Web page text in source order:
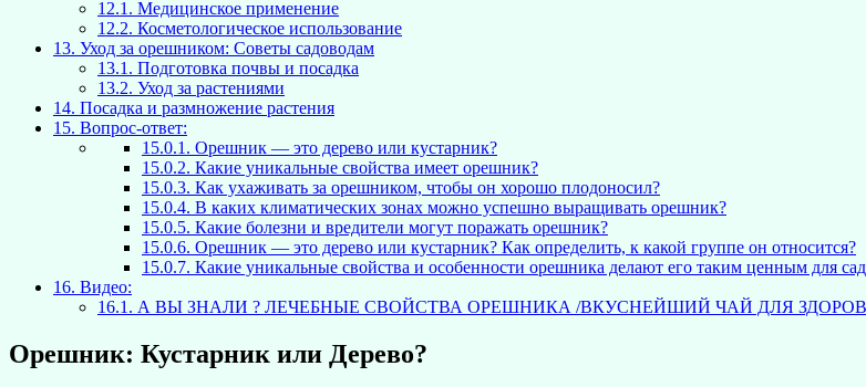
12.1. Медицинское применение
12.2. Косметологическое использование
13. Уход за орешником: Советы садоводам
13.1. Подготовка почвы и посадка
13.2. Уход за растениями
14. Посадка и размножение растения
15. Вопрос-ответ:
15.0.1. Орешник — это дерево или кустарник?
15.0.2. Какие уникальные свойства имеет орешник?
15.0.3. Как ухаживать за орешником, чтобы он хорошо плодоносил?
15.0.4. В каких климатических зонах можно успешно выращивать орешник?
15.0.5. Какие болезни и вредители могут поражать орешник?
15.0.6. Орешник — это дерево или кустарник? Как определить, к какой группе он относится?
15.0.7. Какие уникальные свойства и особенности орешника делают его таким ценным для
16. Видео:
16.1. А ВЫ ЗНАЛИ ? ЛЕЧЕБНЫЕ СВОЙСТВА ОРЕШНИКА /ВКУСНЕЙШИЙ ЧАЙ ДЛЯ ЗДОРОВЬЯ
Орешник: Кустарник или Дерево?